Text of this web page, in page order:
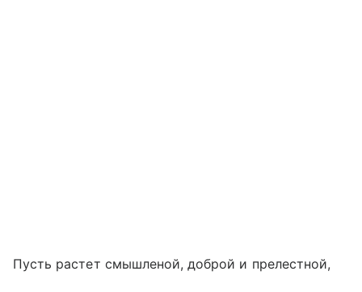
Пусть растет смышленой, доброй и прелестной,